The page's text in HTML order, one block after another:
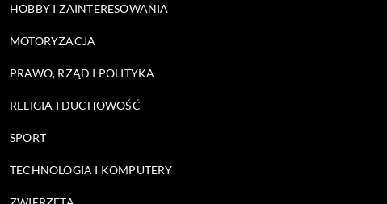
HOBBY I ZAINTERESOWANIA
MOTORYZACJA
PRAWO, RZĄD I POLITYKA
RELIGIA I DUCHOWOŚĆ
SPORT
TECHNOLOGIA I KOMPUTERY